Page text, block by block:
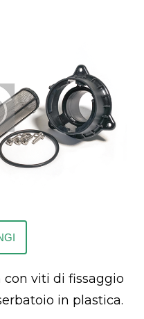
viti di fissaggio
in plastica.